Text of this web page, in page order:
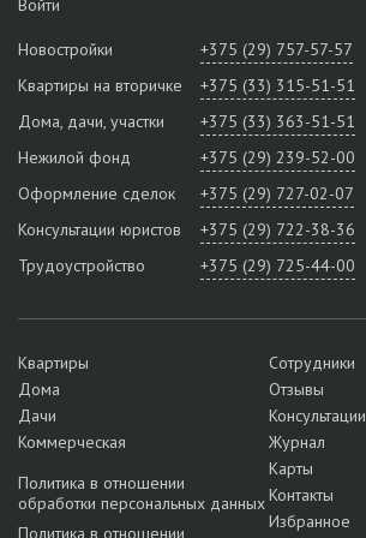
Войти
Новостройки
+375 (29) 757-57-57
Квартиры на вторичке
+375 (33) 315-51-51
Дома, дачи, участки
+375 (33) 363-51-51
Нежилой фонд
+375 (29) 239-52-00
Оформление сделок
+375 (29) 727-02-07
Консультации юристов
+375 (29) 722-38-36
Трудоустройство
+375 (29) 725-44-00
Квартиры
Дома
Дачи
Коммерческая
Политика в отношении
обработки персональных данных
Политика в отношении
Сотрудники
Отзывы
Консультации
Журнал
Карты
Контакты
Избранное